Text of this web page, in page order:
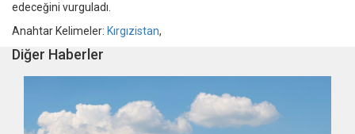
edeceğini vurguladı.
Anahtar Kelimeler: Kırgızistan,
Diğer Haberler